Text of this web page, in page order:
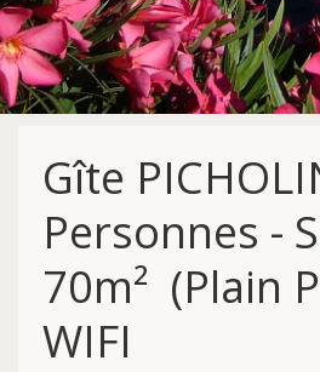
Gîte
Personnes -
70m² (Plain
WIFI